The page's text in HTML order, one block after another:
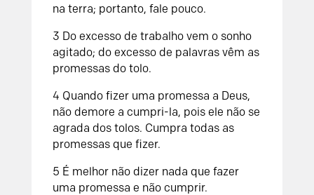
na terra; portanto, fale pouco.
3 Do excesso de trabalho vem o sonho
agitado; do excesso de palavras vêm as
promessas do tolo.
4 Quando fizer uma promessa a Deus,
não demore a cumpri-la, pois ele não se
agrada dos tolos. Cumpra todas as
promessas que fizer.
5 É melhor não dizer nada que fazer
uma promessa e não cumprir.